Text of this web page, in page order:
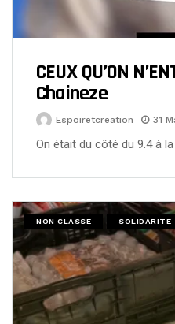
CEUX QU’ON
Chaineze
Espoiretcreation 31
On était du côté du 9.4 à
NON CLASSÉ SOLIDARITÉ